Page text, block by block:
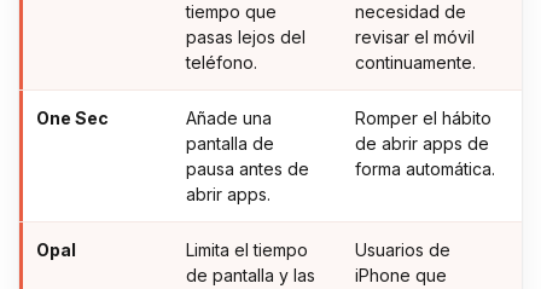
tiempo que
pasas lejos del
teléfono.
necesidad de
revisar el móvil
continuamente.
One Sec
Añade una
pantalla de
pausa antes de
abrir apps.
Romper el hábito
de abrir apps de
forma automática.
Opal
Limita el tiempo
de pantalla y las
Usuarios de
iPhone que